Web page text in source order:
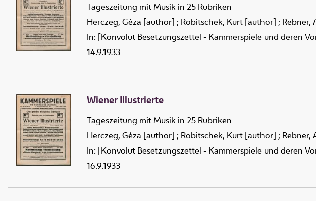
Tageszeitung mit Musik in 25 Rubriken
Herczeg, Géza [author] ; Robitschek, Kurt [author] ; Rebner,
In: [Konvolut Besetzungszettel - Kammerspiele und deren
14.9.1933
Wiener Illustrierte
Tageszeitung mit Musik in 25 Rubriken
Herczeg, Géza [author] ; Robitschek, Kurt [author] ; Rebner,
In: [Konvolut Besetzungszettel - Kammerspiele und deren
16.9.1933